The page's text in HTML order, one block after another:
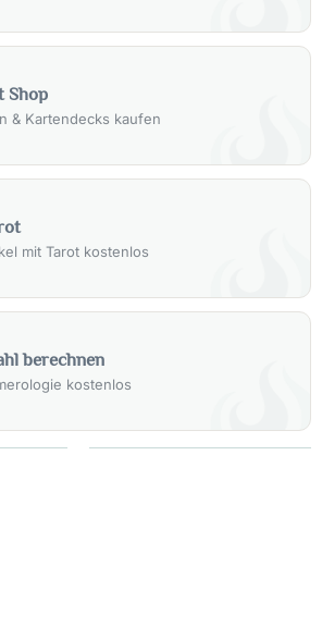
Shop
& Kartendecks kaufen
mit Tarot kostenlos
berechnen
kostenlos